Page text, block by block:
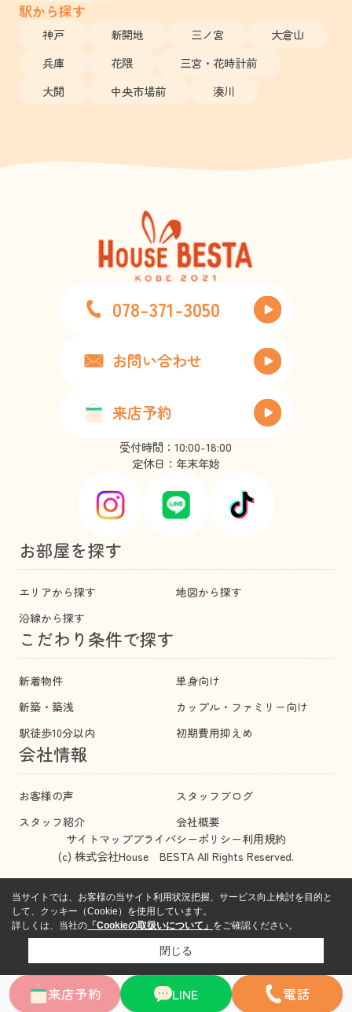
駅から探す
神戸 新開地 三ノ宮
大倉山
兵庫
花隈
三宮・花時計前
大開
中央市場前 湊川
078-371-3050
お問い合わせ
来店予約
受付時間：10:00-18:00
定休日：年末年始
お部屋を探す
エリアから探す
地図から探す
沿線から探す
こだわり条件で探す
新着物件
単身向け
新築・築浅
カップル・ファミリー向け
駅徒歩10分以内
初期費用抑えめ
会社情報
お客様の声
スタッフブログ
スタッフ紹介
会社概要
サイトマッププライバシーポリシー利用規約
(c) 株式会社House BESTA All Rights Reserved.
来店予約 LINE 電話
当サイトでは、お客様の当サイト利用状況把握、サービス向上検討を目的と
して、クッキー（Cookie）を使用しています。
詳しくは、当社の 「Cookieの取扱いについて」 をご確認ください。
閉じる